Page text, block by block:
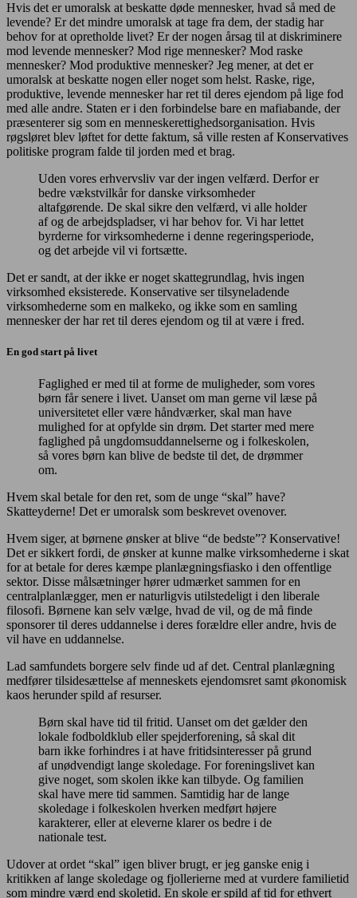
Hvis det er umoralsk at beskatte døde mennesker, hvad så med de
levende? Er det mindre umoralsk at tage fra dem, der stadig har
behov for at opretholde livet? Er der nogen årsag til at diskriminere
mod levende mennesker? Mod rige mennesker? Mod raske
mennesker? Mod produktive mennesker? Jeg mener, at det er
umoralsk at beskatte nogen eller noget som helst. Raske, rige,
produktive, levende mennesker har ret til deres ejendom på lige fod
med alle andre. Staten er i den forbindelse bare en mafiabande, der
præsenterer sig som en menneskerettighedsorganisation. Hvis
røgsløret blev løftet for dette faktum, så ville resten af Konservatives
politiske program falde til jorden med et brag.
Uden vores erhvervsliv var der ingen velfærd. Derfor er
bedre vækstvilkår for danske virksomheder
altafgørende. De skal sikre den velfærd, vi alle holder
af og de arbejdspladser, vi har behov for. Vi har lettet
byrderne for virksomhederne i denne regeringsperiode,
og det arbejde vil vi fortsætte.
Det er sandt, at der ikke er noget skattegrundlag, hvis ingen
virksomhed eksisterede. Konservative ser tilsyneladende
virksomhederne som en malkeko, og ikke som en samling
mennesker der har ret til deres ejendom og til at være i fred.
En god start på livet
Faglighed er med til at forme de muligheder, som vores
børn får senere i livet. Uanset om man gerne vil læse på
universitetet eller være håndværker, skal man have
mulighed for at opfylde sin drøm. Det starter med mere
faglighed på ungdomsuddannelserne og i folkeskolen,
så vores børn kan blive de bedste til det, de drømmer
om.
Hvem skal betale for den ret, som de unge “skal” have?
Skatteyderne! Det er umoralsk som beskrevet ovenover.
Hvem siger, at børnene ønsker at blive “de bedste”? Konservative!
Det er sikkert fordi, de ønsker at kunne malke virksomhederne i skat
for at betale for deres kæmpe planlægningsfiasko i den offentlige
sektor. Disse målsætninger hører udmærket sammen for en
centralplanlægger, men er naturligvis utilstedeligt i den liberale
filosofi. Børnene kan selv vælge, hvad de vil, og de må finde
sponsorer til deres uddannelse i deres forældre eller andre, hvis de
vil have en uddannelse.
Lad samfundets borgere selv finde ud af det. Central planlægning
medfører tilsidesættelse af menneskets ejendomsret samt økonomisk
kaos herunder spild af resurser.
Børn skal have tid til fritid. Uanset om det gælder den
lokale fodboldklub eller spejderforening, så skal dit
barn ikke forhindres i at have fritidsinteresser på grund
af unødvendigt lange skoledage. For foreningslivet kan
give noget, som skolen ikke kan tilbyde. Og familien
skal have mere tid sammen. Samtidig har de lange
skoledage i folkeskolen hverken medført højere
karakterer, eller at eleverne klarer os bedre i de
nationale test.
Udover at ordet “skal” igen bliver brugt, er jeg ganske enig i
kritikken af lange skoledage og fjollerierne med at vurdere familietid
som mindre værd end skoletid. En skole er spild af tid forethvert